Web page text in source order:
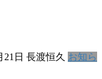
21日 長渡恒久 お知ら